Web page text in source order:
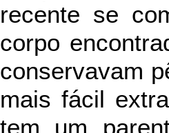
recente se
corpo
conservavam
mais fácil